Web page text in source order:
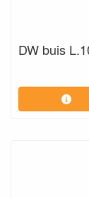
DW buis